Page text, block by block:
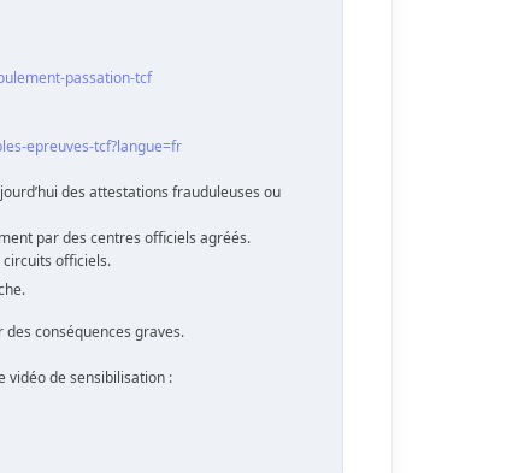
passation-tcf
epreuves-tcf?langue=fr
des attestations frauduleuses ou
par des centres officiels agréés.
circuits officiels.
conséquences graves.
vidéo de sensibilisation :